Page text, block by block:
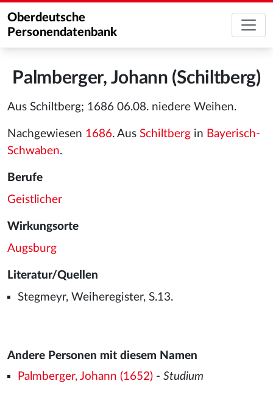
Oberdeutsche
Personendatenbank
Palmberger, Johann (Schiltberg)
Aus Schiltberg; 1686 06.08. niedere Weihen.
Nachgewiesen 1686. Aus Schiltberg in Bayerisch-
Schwaben.
Berufe
Geistlicher
Wirkungsorte
Augsburg
Literatur/Quellen
Stegmeyr, Weiheregister, S.13.
Andere Personen mit diesem Namen
Palmberger, Johann (1652)- Studium